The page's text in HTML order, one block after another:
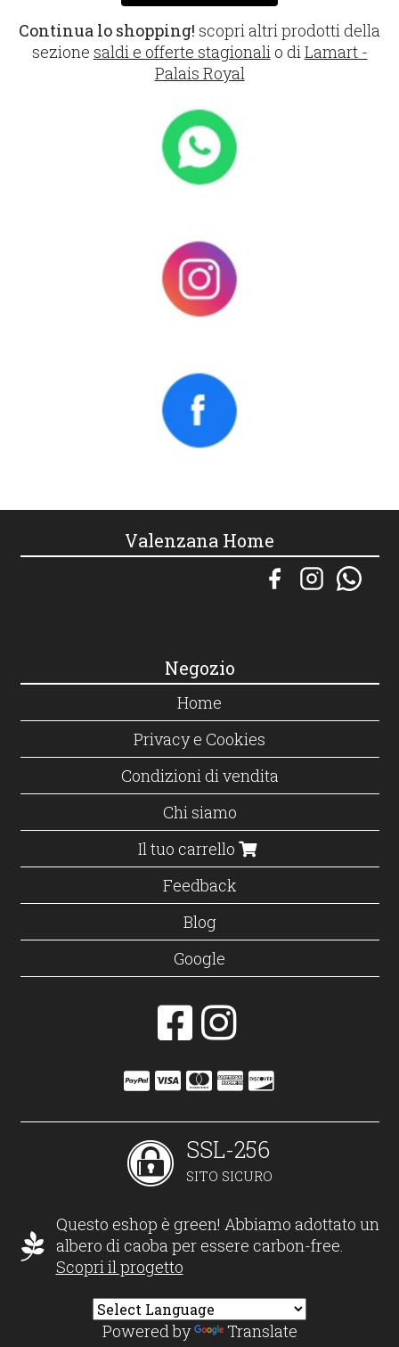
Continua lo shopping! scopri altri prodotti della
sezione saldi e offerte stagionalio diLamart -
Palais Royal
Valenzana Home
Negozio
Home
Privacy e Cookies
Condizioni di vendita
Chi siamo
Il tuo carrello
Feedback
Blog
Google
SSL-256
SITO SICURO
Questo eshop è green! Abbiamo adottato un
albero di caoba per essere carbon-free.
Scopri il progetto
Powered by Translate